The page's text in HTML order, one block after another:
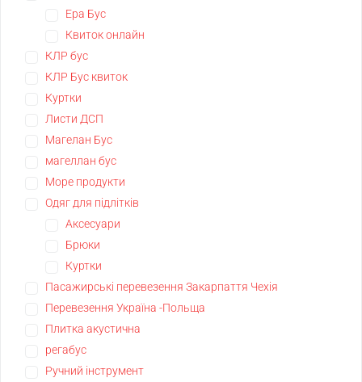
Ера Бус
Квиток онлайн
КЛР бус
КЛР Бус квиток
Куртки
Листи ДСП
Магелан Бус
магеллан бус
Море продукти
Одяг для підлітків
Аксесуари
Брюки
Куртки
Пасажирські перевезення Закарпаття Чехія
Перевезення Україна -Польща
Плитка акустична
регабус
Ручний інструмент